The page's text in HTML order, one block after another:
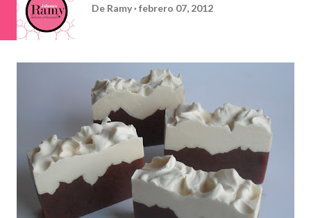
De Ramy febrero 07, 2012